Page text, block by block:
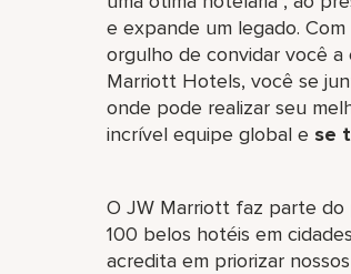
e expande um legado.
orgulho de convidar você
Marriott Hotels, você se
onde pode realizar seu
incrível equipe global​ e se
O JW Marriott faz parte do
100 belos hotéis em
acredita em priorizar